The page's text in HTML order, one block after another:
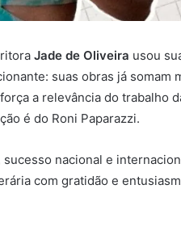
Jade de Oliveira usou
suas obras já somam
a relevância do trabalho
é do Roni Paparazzi.
sucesso nacional e
com gratidão e